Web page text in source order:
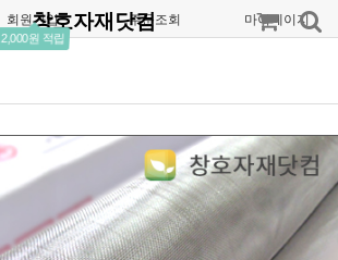
회원가입
2,000원 적립
주문조회 마이페이지
창호자재닷컴